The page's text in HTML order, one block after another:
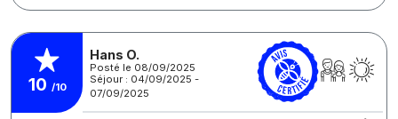
10 /10
Hans O.
Posté le 08/09/2025
Séjour : 04/09/2025 -
07/09/2025